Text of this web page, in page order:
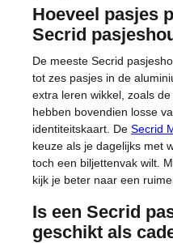
Hoeveel pasjes
Secrid
De meeste Secrid
tot zes pasjes in de
extra leren wikkel, zoals de
hebben bovendien losse
identiteitskaart. De Secrid
keuze als je dagelijks met
toch een biljettenvak wilt.
kijk je beter naar een
Is een Secrid
geschikt als